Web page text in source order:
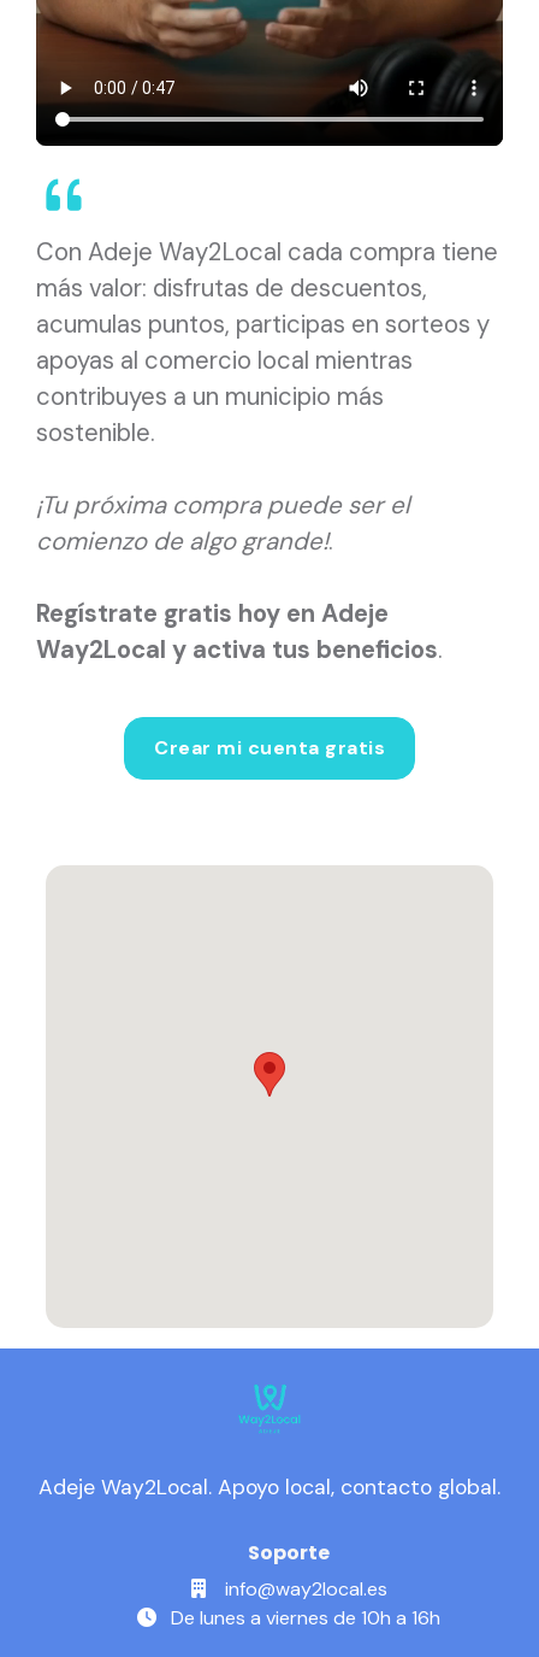
Con Adeje Way2Local cada compra tiene
más valor: disfrutas de descuentos,
acumulas puntos, participas en sorteos y
apoyas al comercio local mientras
contribuyes a un municipio más
sostenible.
¡Tu próxima compra puede ser el
comienzo de algo grande!.
Regístrate gratis hoy en Adeje
Way2Local y activa tus beneficios.
Crear mi cuenta gratis
Adeje Way2Local. Apoyo local, contacto global.
Soporte
info@way2local.es
De lunes a viernes de 10h a 16h